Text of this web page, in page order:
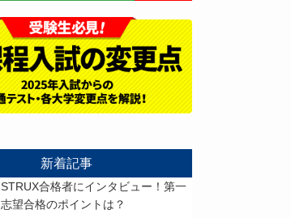
新着記事
STRUX合格者にインタビュー！第一
志望合格のポイントは？